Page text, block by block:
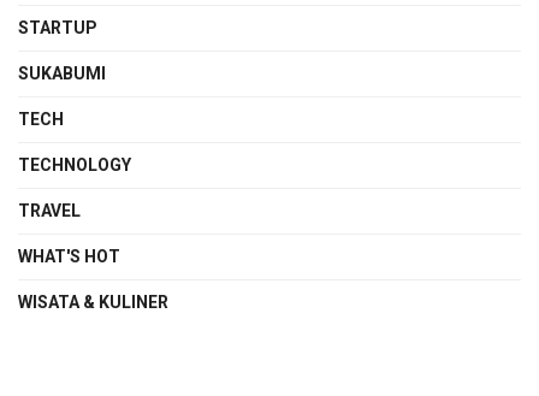
STARTUP
SUKABUMI
TECH
TECHNOLOGY
TRAVEL
WHAT'S HOT
WISATA & KULINER